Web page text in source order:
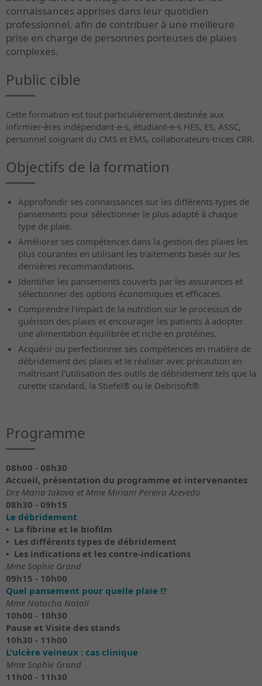
connaissances apprises dans leur quotidien
professionnel, afin de contribuer à une meilleure
prise en charge de personnes porteuses de plaies
complexes.
Public cible
Cette formation est tout particulièrement destinée aux
infirmier-ères indépendant-e-s, étudiant-e-s HES, ES, ASSC,
personnel soignant du CMS et EMS, collaborateurs-trices CRR.
Objectifs de la formation
Approfondir ses connaissances sur les différents types de
pansements pour sélectionner le plus adapté à chaque
type de plaie.
Améliorer ses compétences dans la gestion des plaies les
plus courantes en utilisant les traitements basés sur les
dernières recommandations.
Identifier les pansements couverts par les assurances et
sélectionner des options économiques et efficaces.
Comprendre l'impact de la nutrition sur le processus de
guérison des plaies et encourager les patients à adopter
une alimentation équilibrée et riche en protéines.
Acquérir ou perfectionner ses compétences en matière de
débridement des plaies et le réaliser avec précaution en
maîtrisant l'utilisation des outils de débridement tels que la
curette standard, la Stiefel® ou le Debrisoft®.
Programme
08h00 - 08h30
Accueil, présentation du programme et intervenantes
Dre Maria Iakova et Mme Miriam Pereira Azevedo
08h30 - 09h15
Le débridement
• La fibrine et le biofilm
• Les différents types de débridement
• Les indications et les contre-indications
Mme Sophie Grand
09h15 - 10h00
Quel pansement pour quelle plaie !?
Mme Natacha Natali
10h00 - 10h30
Pause et Visite des stands
10h30 - 11h00
L'ulcère veineux : cas clinique
Mme Sophie Grand
11h00 - 11h30